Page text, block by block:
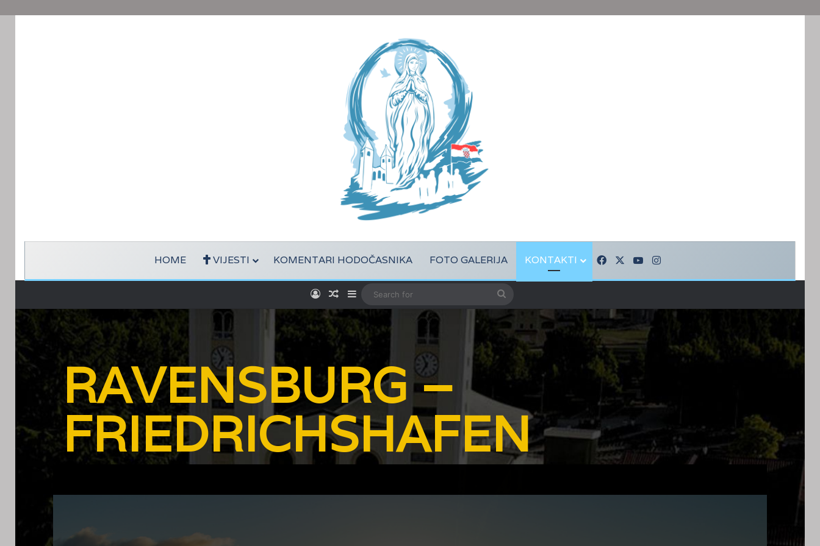
HOME VIJESTI KOMENTARI HODOČASNIKA FOTO GALERIJA KONTAKTI FacebookYouTubeInstagram
Log InRandom Article
Sidebar
RAVENSBURG –
FRIEDRICHSHAFEN